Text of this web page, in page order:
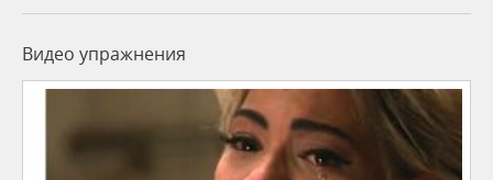
Видео упражнения